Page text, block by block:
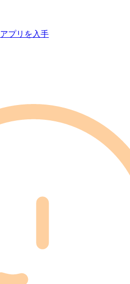
アプリを入手